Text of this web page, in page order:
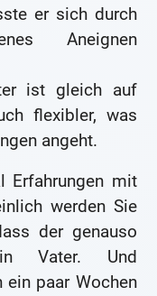
er sich durch
Aneignen
ist gleich auf
flexibler, was
angeht.
Erfahrungen mit
werden Sie
der genauso
Vater. Und
paar Wochen